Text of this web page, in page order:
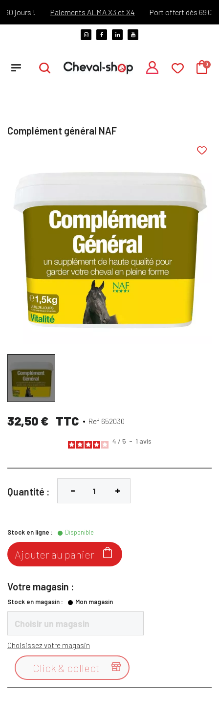
jours ! Paiements ALMA X3 et X4 Port offert dès 69€
Complément général NAF
32,50 € TTC Ref 652030
4 / 5 - 1 avis
Quantité :
Stock en ligne : Disponible

Ajouter au panier
Votre magasin :
Stock en magasin : Mon magasin
Choisir un magasin
Choisissez votre magasin

Click & collect